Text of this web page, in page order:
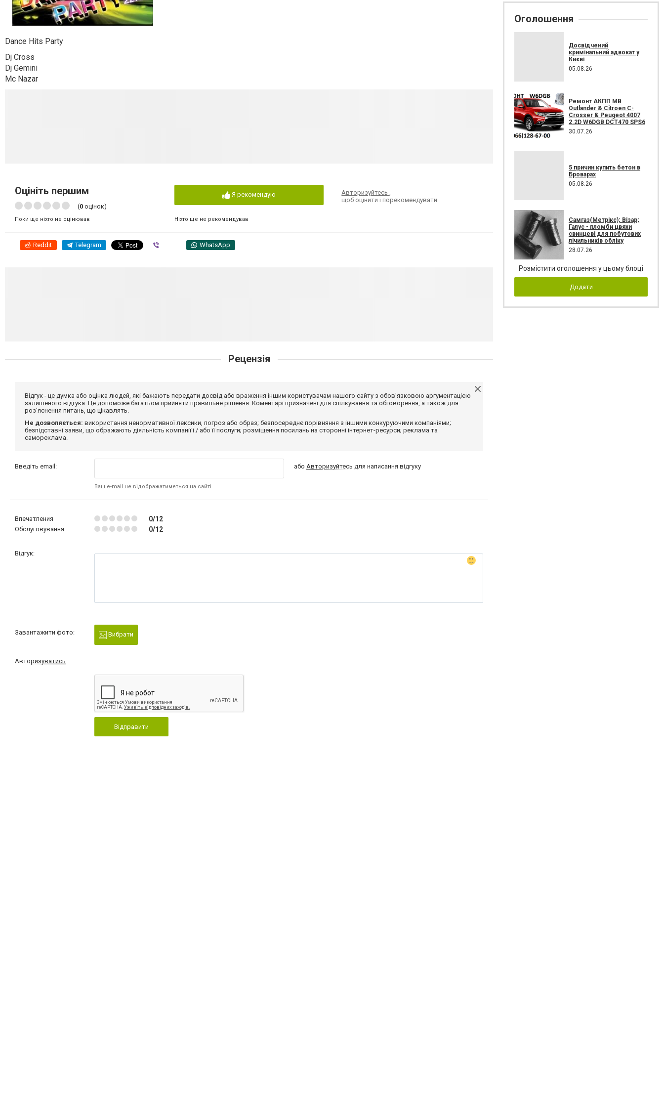
Dance Hits Party
Dj Cross
Dj Gemini
Mc Nazar
Оцініть першим
(0 оцінок)
Поки ще ніхто не оцінював
Я рекомендую
Ніхто ще не рекомендував
Авторизуйтесь,
щоб оцінити і порекомендувати
Reddit Telegram WhatsApp
Рецензія
Відгук - це думка або оцінка людей, які бажають передати досвід або враження іншим користувачам нашого сайту з обов'язковою аргументацією
залишеного відгука. Це допоможе багатьом прийняти правильне рішення. Коментарі призначені для спілкування та обговорення, а також для
роз'яснення питань, що цікавлять.
Не дозволяється: використання ненормативної лексики, погроз або образ; безпосереднє порівняння з іншими конкуруючими компаніями;
безпідставні заяви, що ображають діяльність компанії і / або її послуги; розміщення посилань на сторонні інтернет-ресурси; реклама та
самореклама.
Введіть email:
Ваш e-mail не відображатиметься на сайті
або Авторизуйтесь для написання відгуку
Впечатления 0/12
Обслуговування 0/12
Відгук:
Завантажити фото: Вибрати
Авторизуватись
Відправити
Оголошення
Досвідчений
кримінальний адвокат у
Києві
05.08.26
Ремонт АКПП MB
Outlander & Citroen C-
Crosser & Peugeot 4007
2.2D W6DGB DCT470 SPS6
30.07.26
5 причин купить бетон в
Броварах
05.08.26
Самгаз(Метрікс); Візар;
Галус - пломби цвяхи
свинцеві для побутових
лічильників обліку
28.07.26
Розмістити оголошення у цьому блоці
Додати